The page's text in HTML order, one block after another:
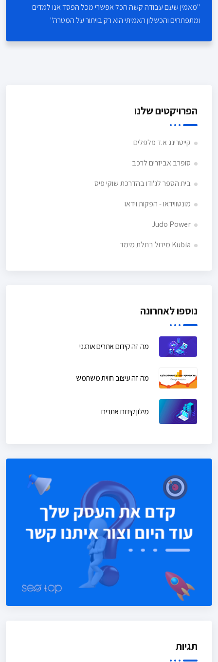
מאמין שעם עבודה קשה הכל אפשרי מכל הפסד אנו למדים
ומתפתחים והכשלון האמיתי הוא רק בויתור על המטרה
הפרויקטים שלנו
קייטרינג א.ד פלפלים
סופרב אביזרים לרכב
בית הספר לג'ודו בהדרכת שוקי פיס
מונטווידאו - הפקות וידאו
Judo Power
Kubia מידול בתלת מימד
נוספו לאחרונה
מה זה קידום אתרים אורגני
מה זה עיצוב חווית משתמש
מילון קידום אתרים
תגיות